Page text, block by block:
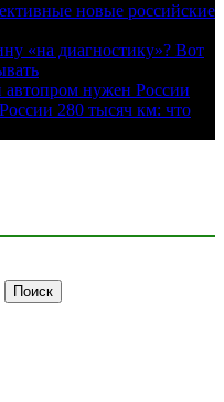
новые российские
«на диагностику»? Вот
нужен России
280 тысяч км: что